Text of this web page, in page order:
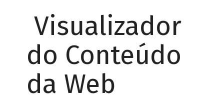
Visualizador
do Conteúdo
da Web